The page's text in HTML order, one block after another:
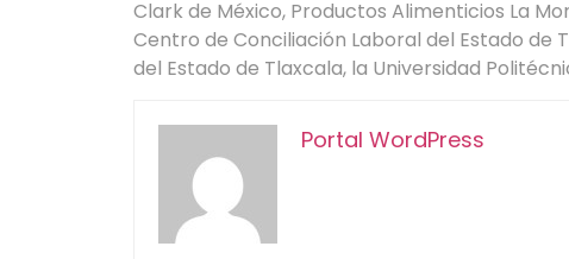
Clark de México, Productos Alimenticios La
Centro de Conciliación Laboral del Estado
del Estado de Tlaxcala, la Universidad
Portal WordPress